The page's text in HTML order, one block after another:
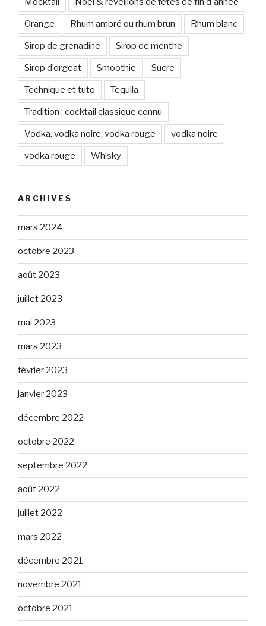
Orange Rhum ambré ou rhum brun Rhum blanc
Sirop de grenadine Sirop de menthe
Sirop d’orgeat Smoothie Sucre
Technique et tuto Tequila
Tradition : cocktail classique connu
Vodka, vodka noire, vodka rouge vodka noire
vodka rouge Whisky
ARCHIVES
mars 2024
octobre 2023
août 2023
juillet 2023
mai 2023
mars 2023
février 2023
janvier 2023
décembre 2022
octobre 2022
septembre 2022
août 2022
juillet 2022
mars 2022
décembre 2021
novembre 2021
octobre 2021